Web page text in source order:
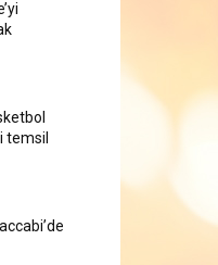
temsil